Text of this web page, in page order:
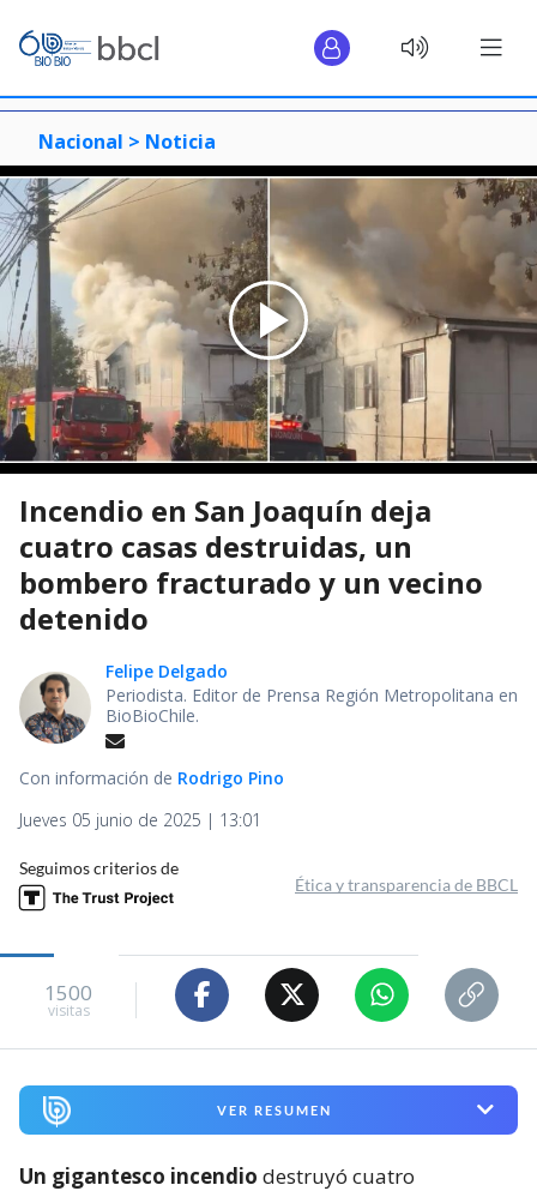
Nacional > Noticia
Incendio en San Joaquín deja
cuatro casas destruidas, un
bombero fracturado y un vecino
detenido
Felipe Delgado
Periodista. Editor de Prensa Región Metropolitana en
BioBioChile.
Con información de Rodrigo Pino
Jueves 05 junio de 2025 | 13:01
Seguimos criterios de
Ética y transparencia de BBCL
1500
visitas
VER RESUMEN
Un gigantesco incendio destruyó cuatro